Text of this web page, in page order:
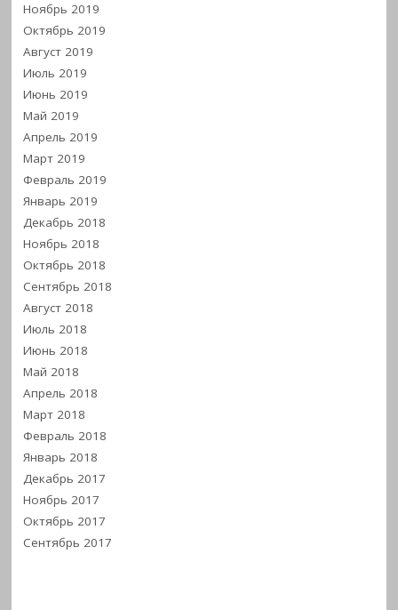
Ноябрь 2019
Октябрь 2019
Август 2019
Июль 2019
Июнь 2019
Май 2019
Апрель 2019
Март 2019
Февраль 2019
Январь 2019
Декабрь 2018
Ноябрь 2018
Октябрь 2018
Сентябрь 2018
Август 2018
Июль 2018
Июнь 2018
Май 2018
Апрель 2018
Март 2018
Февраль 2018
Январь 2018
Декабрь 2017
Ноябрь 2017
Октябрь 2017
Сентябрь 2017